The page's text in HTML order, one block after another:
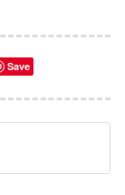
Save